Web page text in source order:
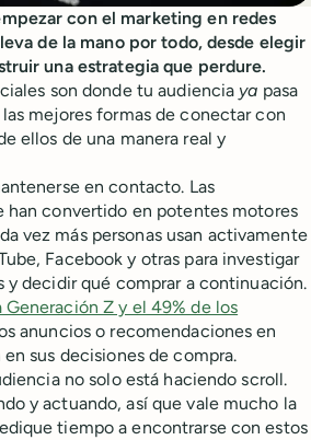
con el marketing en redes
de la mano por todo, desde elegir
una estrategia que perdure.
son donde tu audiencia ya pasa
mejores formas de conectar con
ellos de una manera real y
en contacto. Las
han convertido en potentes motores
vez más personas usan activamente
Facebook y otras para investigar
y decidir qué comprar a continuación.
Generación Z y el 49% de los
anuncios o recomendaciones en
sus decisiones de compra.
no solo está haciendo scroll.
y actuando, así que vale mucho la
tiempo a encontrarse con estos